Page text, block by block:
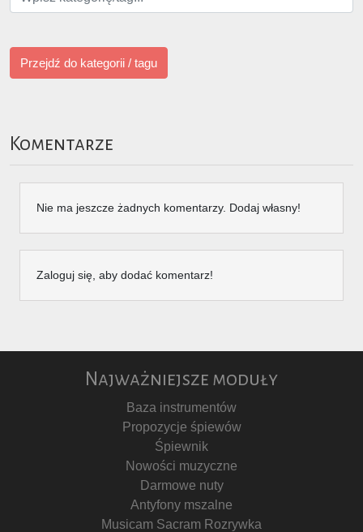
Przejdź do kategorii / tagu
Komentarze
Nie ma jeszcze żadnych komentarzy. Dodaj własny!
Zaloguj się, aby dodać komentarz!
Najważniejsze moduły
Baza instrumentów
Propozycje śpiewów
Śpiewnik
Nowości muzyczne
Darmowe nuty
Antyfony mszalne
Musicam Sacram Rozrywka